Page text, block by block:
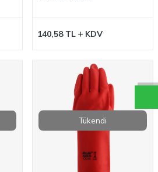
140,58TL KDV
Tükendi